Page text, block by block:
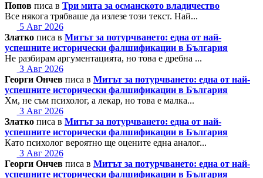
Попов писа в Три мита за османското владичество
Все някога трябваше да излезе този текст. Най...
5 Авг 2026
Златко писа в Митът за потурчването: една от най-
успешните исторически фалшификации в България
Не разбирам аргументацията, но това е дребна ...
3 Авг 2026
Георги Ончев писа в Митът за потурчването: една от най-
успешните исторически фалшификации в България
Хм, не съм психолог, а лекар, но това е малка...
3 Авг 2026
Златко писа в Митът за потурчването: една от най-
успешните исторически фалшификации в България
Като психолог вероятно ще оцените една аналог...
3 Авг 2026
Георги Ончев писа в Митът за потурчването: една от най-
успешните исторически фалшификации в България